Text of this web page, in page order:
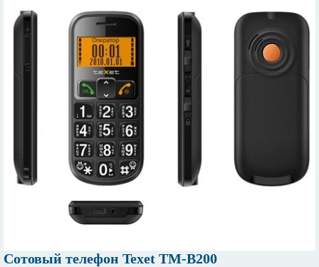
Сотовый телефон Texet TM-B200